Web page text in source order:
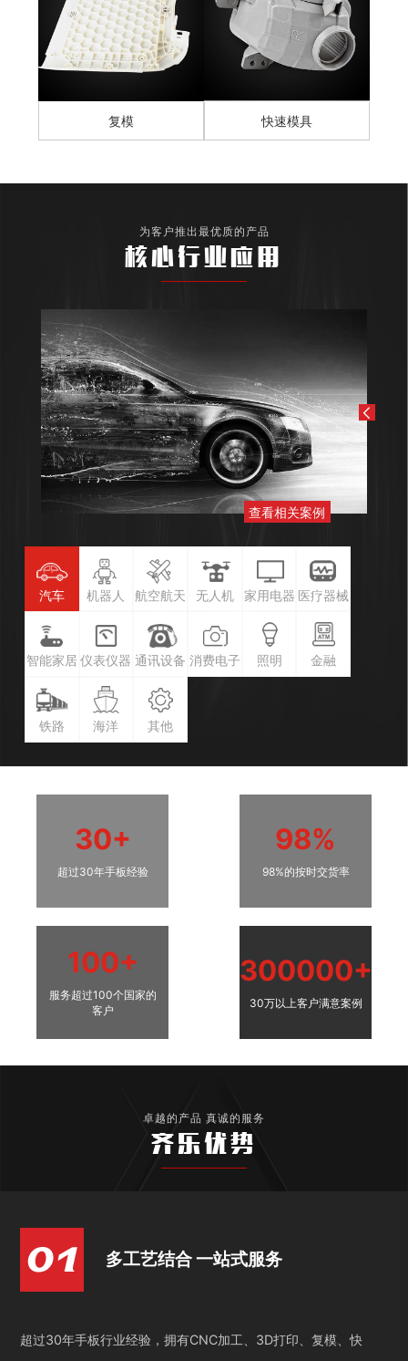
复模 快速模具
为客户推出最优质的产品
核心行业应用
查看相关案例
汽车 机器人 航空航天 无人机 家用电器 医疗器械
智能家居 仪表仪器 通讯设备 消费电子 照明 金融
铁路 海洋 其他
30+
超过30年手板经验
98%
98%的按时交货率
100+
服务超过100个国家的
客户
300000+
30万以上客户满意案例
卓越的产品 真诚的服务
齐乐优势
多工艺结合 一站式服务
超过30年手板行业经验，拥有CNC加工、3D打印、复模、快